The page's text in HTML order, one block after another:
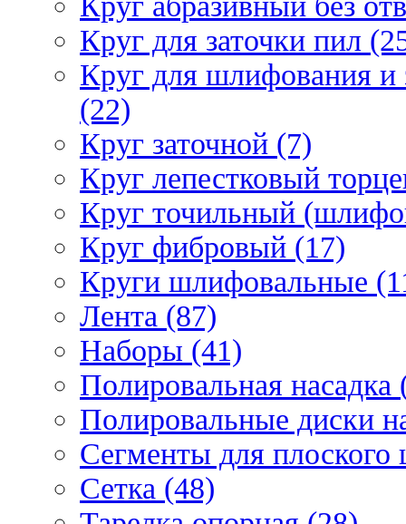
Круг для заточки пил
Круг для шлифования и
(22)
Круг заточной (7)
Круг лепестковый
Круг точильный
Круг фибровый (17)
Круги шлифовальные
Лента (87)
Наборы (41)
Полировальная насадка
Полировальные диски
Сегменты для
Сетка (48)